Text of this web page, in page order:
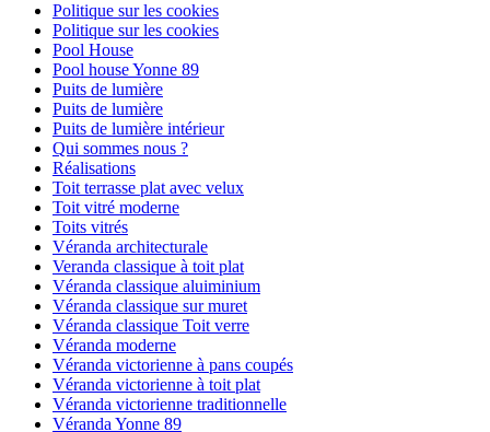
Politique sur les cookies
Politique sur les cookies
Pool House
Pool house Yonne 89
Puits de lumière
Puits de lumière
Puits de lumière intérieur
Qui sommes nous ?
Réalisations
Toit terrasse plat avec velux
Toit vitré moderne
Toits vitrés
Véranda architecturale
Veranda classique à toit plat
Véranda classique aluiminium
Véranda classique sur muret
Véranda classique Toit verre
Véranda moderne
Véranda victorienne à pans coupés
Véranda victorienne à toit plat
Véranda victorienne traditionnelle
Véranda Yonne 89